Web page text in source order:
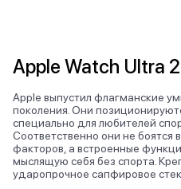
Apple Watch Ultra 2
Apple выпустил флагманские
поколения. Они
специально для любителей
Соответственно они не боятся
факторов, а встроенные
мыслящую себя без спорта.
ударопрочное сапфировое